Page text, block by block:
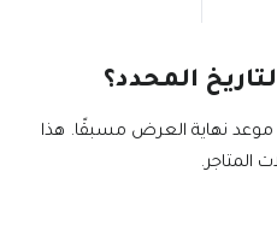
المحدد؟
نهاية العرض مسبقًا. هذا
المتاجر.